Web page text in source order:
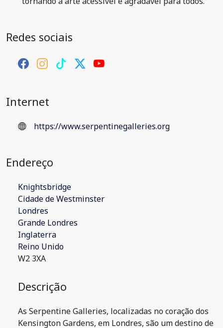
Redes sociais
Internet
https://www.serpentinegalleries.org
Endereço
Knightsbridge
Cidade de Westminster
Londres
Grande Londres
Inglaterra
Reino Unido
W2 3XA
Descrição
As Serpentine Galleries, localizadas no coração dos
Kensington Gardens, em Londres, são um destino de